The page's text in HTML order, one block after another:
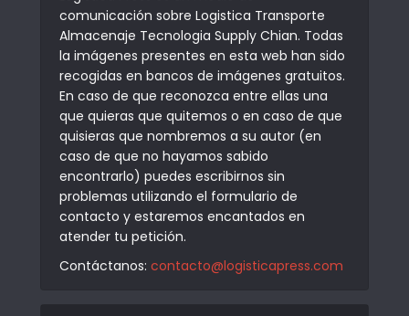
comunicación sobre Logistica Transporte
Almacenaje Tecnologia Supply Chian. Todas
la imágenes presentes en esta web han sido
recogidas en bancos de imágenes gratuitos.
En caso de que reconozca entre ellas una
que quieras que quitemos o en caso de que
quisieras que nombremos a su autor (en
caso de que no hayamos sabido
encontrarlo) puedes escribirnos sin
problemas utilizando el formulario de
contacto y estaremos encantados en
atender tu petición.
Contáctanos: contacto@logisticapress.com